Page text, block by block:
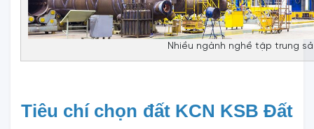
Nhiều ngành nghề tập trung
Tiêu chí chọn đất KCN KSB Đất